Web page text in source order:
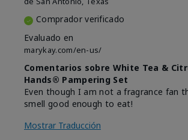
Comprador verificado
Evaluado en
marykay.com/en-us/
Comentarios sobre White Tea &
Hands® Pampering Set
Even though I am not a fragrance fan
smell good enough to eat!
Mostrar Traducción